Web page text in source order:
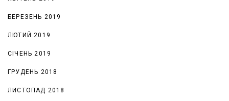
БЕРЕЗЕНЬ 2019
ЛЮТИЙ 2019
СІЧЕНЬ 2019
ГРУДЕНЬ 2018
ЛИСТОПАД 2018